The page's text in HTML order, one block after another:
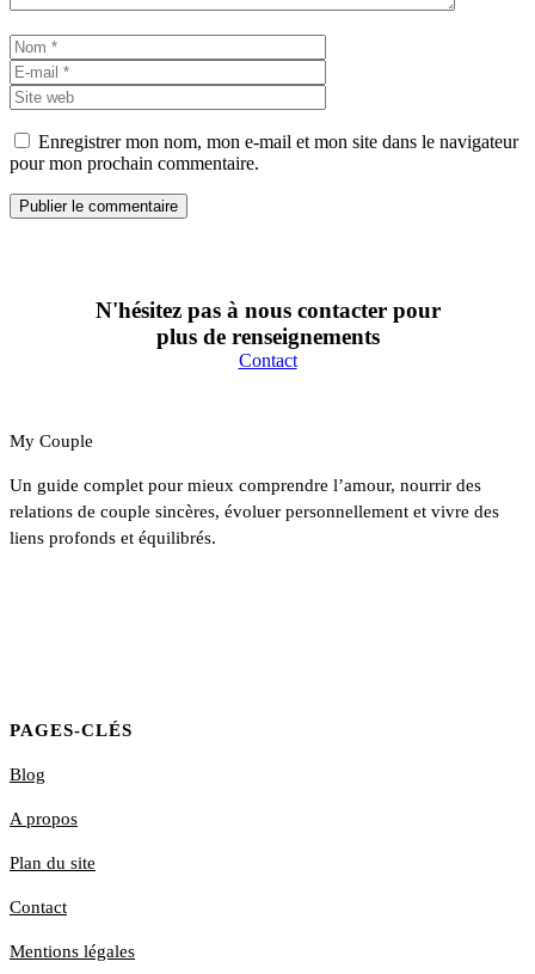
Nom
mail
web
Enregistrer mon nom, mon e-mail et mon site dans le navigateur
pour mon prochain commentaire.
N'hésitez pas à nous contacter pour
plus de renseignements
Contact
My Couple
Un guide complet pour mieux comprendre l’amour, nourrir des
relations de couple sincères, évoluer personnellement et vivre des
liens profonds et équilibrés.
PAGES-CLÉS
Blog
A propos
Plan du site
Contact
Mentions légales